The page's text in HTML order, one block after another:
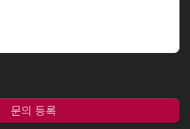
문의 등록